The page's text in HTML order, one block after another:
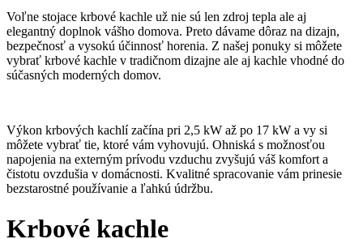
Voľne stojace krbové kachle už nie sú len zdroj tepla ale aj
elegantný doplnok vášho domova. Preto dávame dôraz na dizajn,
bezpečnosť a vysokú účinnosť horenia. Z našej ponuky si môžete
vybrať krbové kachle v tradičnom dizajne ale aj kachle vhodné do
súčasných moderných domov.
Výkon krbových kachlí začína pri 2,5 kW až po 17 kW a vy si
môžete vybrať tie, ktoré vám vyhovujú. Ohniská s možnosťou
napojenia na externým prívodu vzduchu zvyšujú váš komfort a
čistotu ovzdušia v domácnosti. Kvalitné spracovanie vám prinesie
bezstarostné používanie a ľahkú údržbu.
Krbové kachle